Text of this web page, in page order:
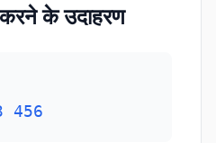
करने के उदाहरण
456